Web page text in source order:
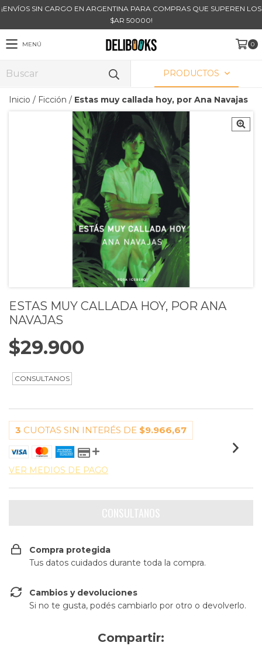
¡ENVÍOS SIN CARGO EN ARGENTINA PARA COMPRAS QUE SUPEREN LOS
$AR 50000!
MENÚ 0
PRODUCTOS
Inicio / Ficción / Estas muy callada hoy, por Ana Navajas
ESTAS MUY CALLADA HOY, POR ANA
NAVAJAS
$29.900
3 CUOTAS SIN INTERÉS DE $9.966,67
VER MEDIOS DE PAGO
Compra protegida
Tus datos cuidados durante toda la compra.
Cambios y devoluciones
Si no te gusta, podés cambiarlo por otro o devolverlo.
Compartir: